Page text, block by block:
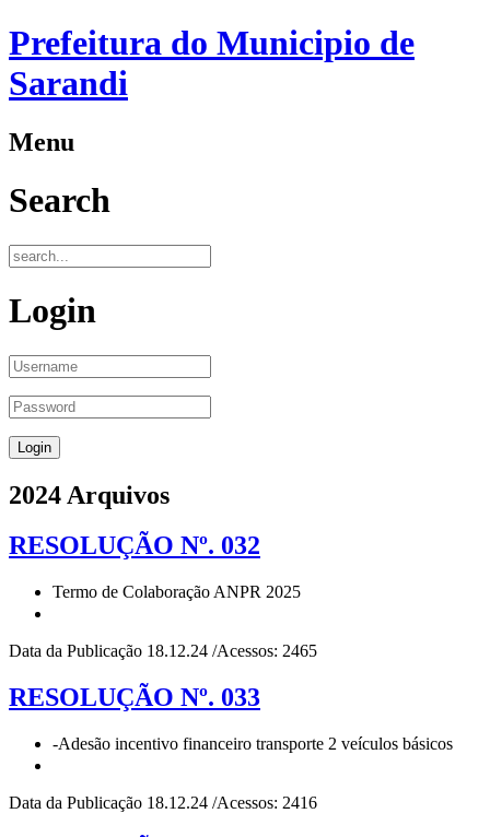
Prefeitura do Municipio de
Sarandi
Menu
Search
Login
2024 Arquivos
RESOLUÇÃO Nº. 032
Termo de Colaboração ANPR 2025
Data da Publicação 18.12.24 /Acessos: 2465
RESOLUÇÃO Nº. 033
-Adesão incentivo financeiro transporte 2 veículos básicos
Data da Publicação 18.12.24 /Acessos: 2416